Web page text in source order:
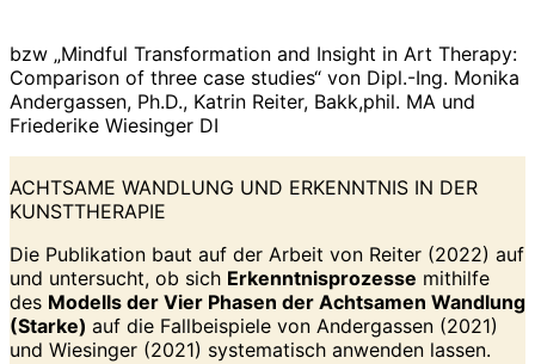
bzw „Mindful Transformation and Insight in Art Therapy:
Comparison of three case studies“ von Dipl.-Ing. Monika
Andergassen, Ph.D., Katrin Reiter, Bakk,phil. MA und
Friederike Wiesinger DI
ACHTSAME WANDLUNG UND ERKENNTNIS IN DER
KUNSTTHERAPIE
Die Publikation baut auf der Arbeit von Reiter (2022) auf
und untersucht, ob sich Erkenntnisprozesse mithilfe
des Modells der Vier Phasen der Achtsamen Wandlung
(Starke) auf die Fallbeispiele von Andergassen (2021)
und Wiesinger (2021) systematisch anwenden lassen.